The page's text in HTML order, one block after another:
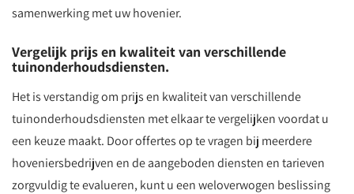
samenwerking met uw hovenier.
Vergelijk prijs en kwaliteit van verschillende
tuinonderhoudsdiensten.
Het is verstandig om prijs en kwaliteit van verschillende
tuinonderhoudsdiensten met elkaar te vergelijken voordat u
een keuze maakt. Door offertes op te vragen bij meerdere
hoveniersbedrijven en de aangeboden diensten en tarieven
zorgvuldig te evalueren, kunt u een weloverwogen beslissing